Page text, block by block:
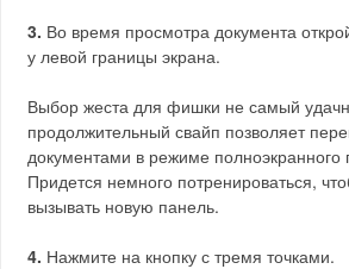
3. Во время просмотра документа
у левой границы экрана.
Выбор жеста для фишки не самый
продолжительный свайп позволяет
документами в режиме полноэкранного
Придется немного потренироваться,
вызывать новую панель.
4. Нажмите на кнопку с тремя точками.